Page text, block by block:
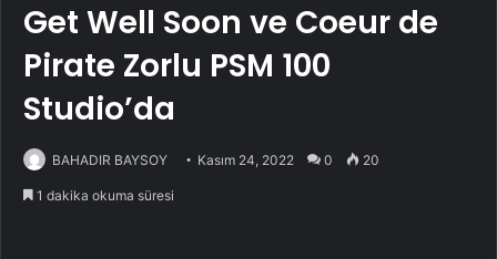
Get Well Soon ve Coeur de
Pirate Zorlu PSM 100
Studio’da
BAHADIR BAYSOY Kasım 24, 2022 0 20
1 dakika okuma süresi